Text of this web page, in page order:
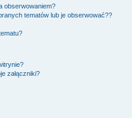
obserwowaniem?
tematów lub je obserwować??
załączniki?